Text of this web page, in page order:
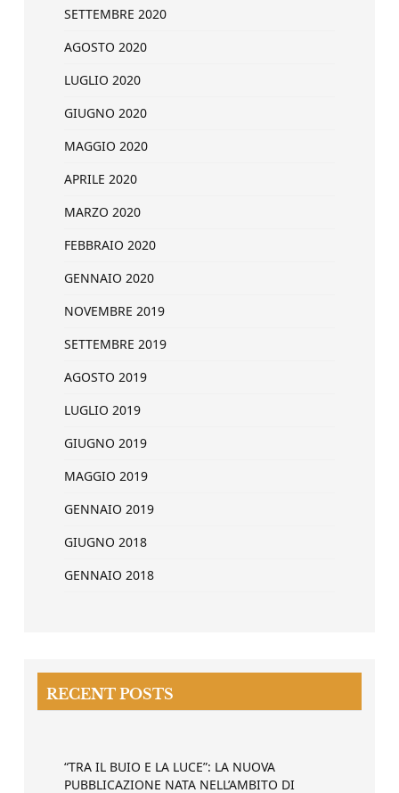
SETTEMBRE 2020
AGOSTO 2020
LUGLIO 2020
GIUGNO 2020
MAGGIO 2020
APRILE 2020
MARZO 2020
FEBBRAIO 2020
GENNAIO 2020
NOVEMBRE 2019
SETTEMBRE 2019
AGOSTO 2019
LUGLIO 2019
GIUGNO 2019
MAGGIO 2019
GENNAIO 2019
GIUGNO 2018
GENNAIO 2018
RECENT POSTS
“TRA IL BUIO E LA LUCE”: LA NUOVA
PUBBLICAZIONE NATA NELL’AMBITO DI